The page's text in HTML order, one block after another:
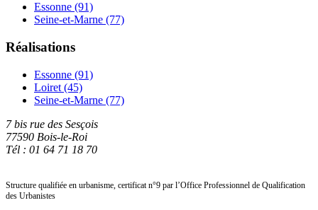
Essonne (91)
Seine-et-Marne (77)
Réalisations
Essonne (91)
Loiret (45)
Seine-et-Marne (77)
7 bis rue des Sesçois
77590 Bois-le-Roi
Tél : 01 64 71 18 70
Structure qualifiée en urbanisme, certificat n°9 par l’Office Professionnel de Qualification
des Urbanistes